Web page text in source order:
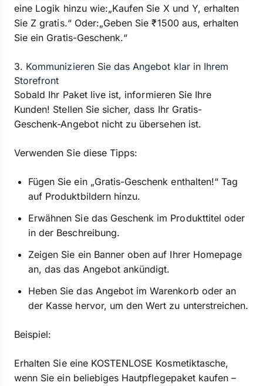
eine Logik hinzu wie:„Kaufen Sie X und Y, erhalten
Sie Z gratis.“ Oder:„Geben Sie ₹1500 aus, erhalten
Sie ein Gratis-Geschenk.“
3. Kommunizieren Sie das Angebot klar in Ihrem
Storefront
Sobald Ihr Paket live ist, informieren Sie Ihre
Kunden! Stellen Sie sicher, dass Ihr Gratis-
Geschenk-Angebot nicht zu übersehen ist.
Verwenden Sie diese Tipps:
Fügen Sie ein „Gratis-Geschenk enthalten!“ Tag
auf Produktbildern hinzu.
Erwähnen Sie das Geschenk im Produkttitel oder
in der Beschreibung.
Zeigen Sie ein Banner oben auf Ihrer Homepage
an, das das Angebot ankündigt.
Heben Sie das Angebot im Warenkorb oder an
der Kasse hervor, um den Wert zu unterstreichen.
Beispiel:
Erhalten Sie eine KOSTENLOSE Kosmetiktasche,
wenn Sie ein beliebiges Hautpflegepaket kaufen –